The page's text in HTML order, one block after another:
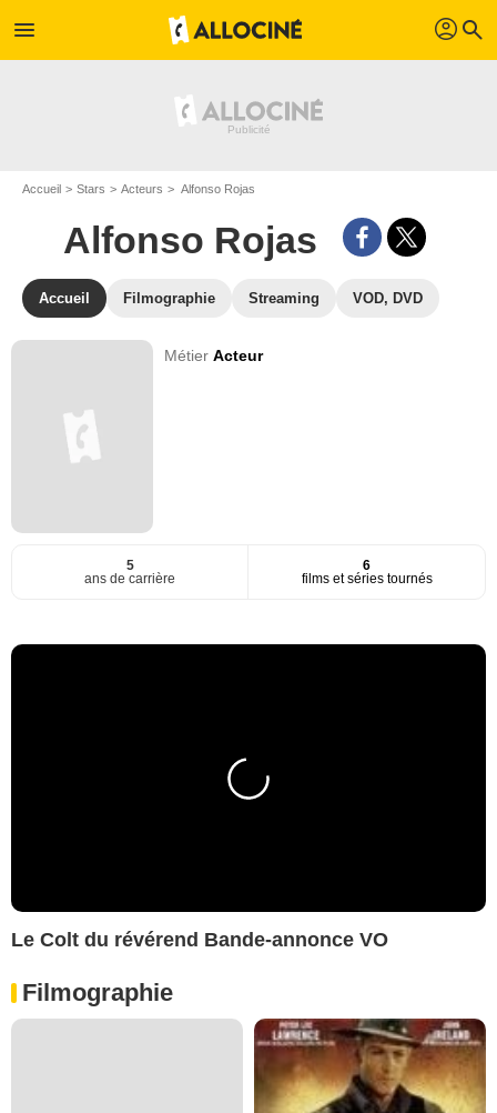
menu profil search
Accueil Stars Acteurs Alfonso Rojas
Alfonso Rojas
Accueil Filmographie Streaming VOD, DVD
MétierActeur
5
ans de carrière
6
films et séries tournés
Le Colt du révérend Bande-annonce VO
Filmographie